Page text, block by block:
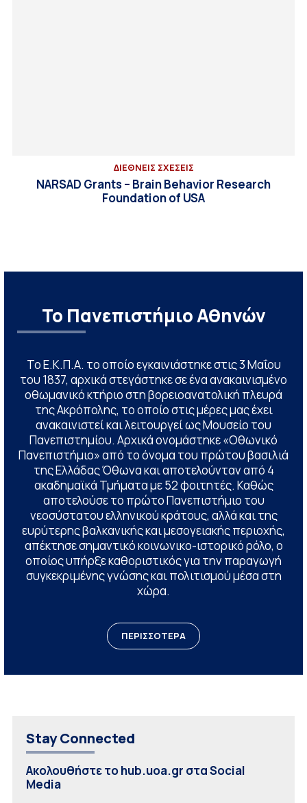
ΔΙΕΘΝΕΙΣ ΣΧΕΣΕΙΣ
NARSAD Grants – Brain Behavior Research
Foundation of USA
Το Πανεπιστήμιο Αθηνών
Το Ε.Κ.Π.Α. το οποίο εγκαινιάστηκε στις 3 Μαΐου
του 1837, αρχικά στεγάστηκε σε ένα ανακαινισμένο
οθωμανικό κτήριο στη βορειοανατολική πλευρά
της Ακρόπολης, το οποίο στις μέρες μας έχει
ανακαινιστεί και λειτουργεί ως Μουσείο του
Πανεπιστημίου. Αρχικά ονομάστηκε «Οθωνικό
Πανεπιστήμιο» από το όνομα του πρώτου βασιλιά
της Ελλάδας Όθωνα και αποτελούνταν από 4
ακαδημαϊκά Τμήματα με 52 φοιτητές. Καθώς
αποτελούσε το πρώτο Πανεπιστήμιο του
νεοσύστατου ελληνικού κράτους, αλλά και της
ευρύτερης βαλκανικής και μεσογειακής περιοχής,
απέκτησε σημαντικό κοινωνικο-ιστορικό ρόλο, ο
οποίος υπήρξε καθοριστικός για την παραγωγή
συγκεκριμένης γνώσης και πολιτισμού μέσα στη
χώρα.
ΠΕΡΙΣΣΟΤΕΡΑ
Stay Connected
Ακολουθήστε το hub.uoa.gr στα Social
Media